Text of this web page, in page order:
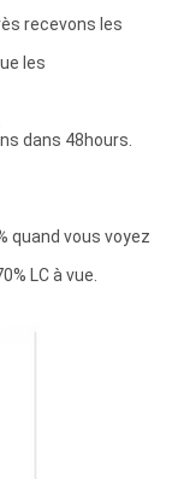
recevons les
les
dans 48hours.
quand vous voyez
LC à vue.